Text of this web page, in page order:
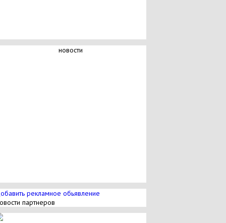
новости
рекламное обьявление
партнеров